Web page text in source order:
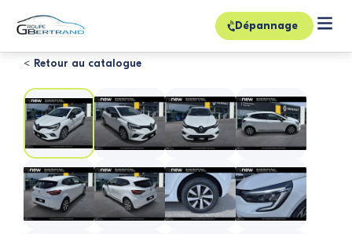
Dépannage
< Retour au catalogue